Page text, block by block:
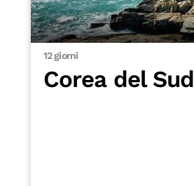
12 giorni
Corea del Sud